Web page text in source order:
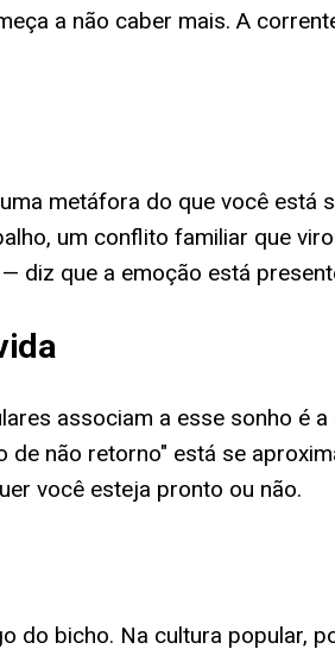
a não caber mais. A
metáfora do que você
um conflito familiar que
diz que a emoção está
associam a esse sonho é
não retorno" está se
você esteja pronto ou não.
do bicho. Na cultura popular,